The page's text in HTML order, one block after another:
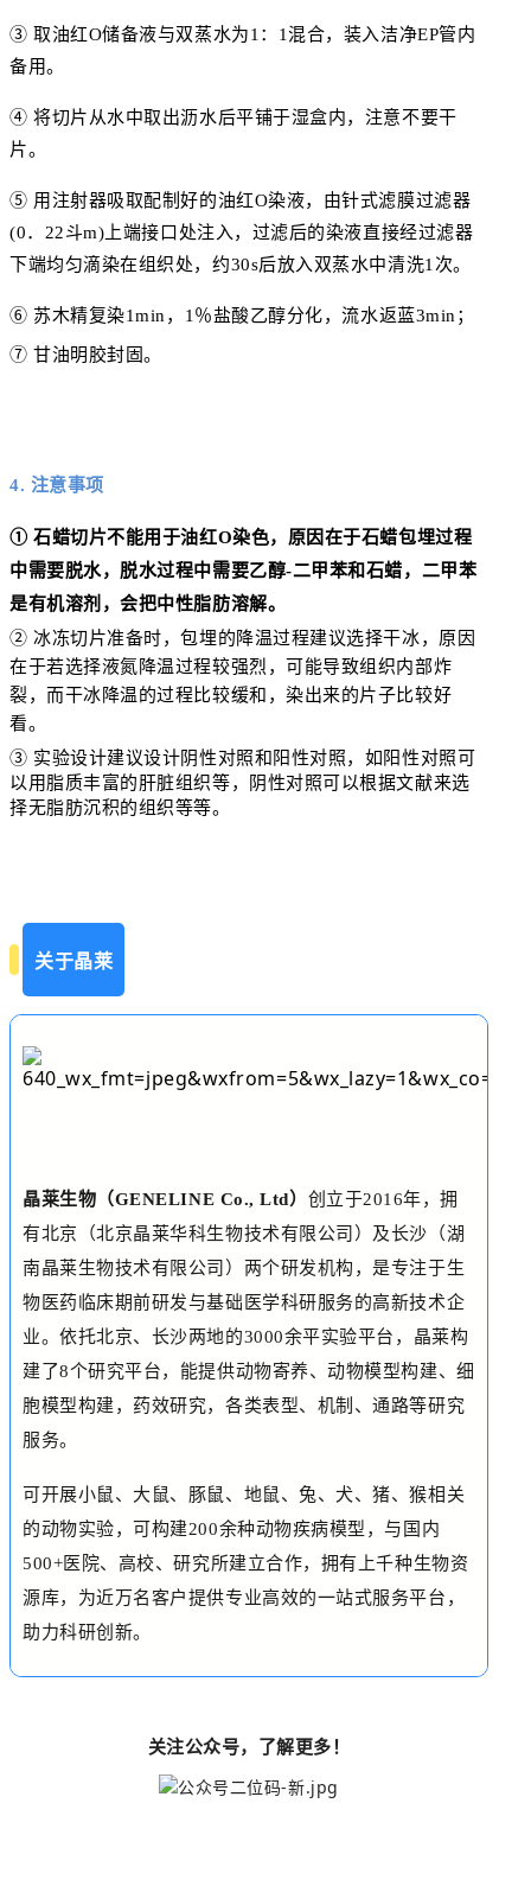
③ 取油红O储备液与双蒸水为1：1混合，装入洁净EP管内
备用。
④ 将切片从水中取出沥水后平铺于湿盒内，注意不要干
片。
⑤ 用注射器吸取配制好的油红O染液，由针式滤膜过滤器
(0．22斗m)上端接口处注入，过滤后的染液直接经过滤器
下端均匀滴染在组织处，约30s后放入双蒸水中清洗1次。
⑥ 苏木精复染1min，1％盐酸乙醇分化，流水返蓝3min；
⑦ 甘油明胶封固。
4. 注意事项
① 石蜡切片不能用于油红O染色，原因在于石蜡包埋过程
中需要脱水，脱水过程中需要乙醇-二甲苯和石蜡，二甲苯
是有机溶剂，会把中性脂肪溶解。
② 冰冻切片准备时，包埋的降温过程建议选择干冰，原因
在于若选择液氮降温过程较强烈，可能导致组织内部炸
裂，而干冰降温的过程比较缓和，染出来的片子比较好
看。
③ 实验设计建议设计阴性对照和阳性对照，如阳性对照可
以用脂质丰富的肝脏组织等，阴性对照可以根据文献来选
择无脂肪沉积的组织等等。
关于晶莱
晶莱生物（GENELINE Co., Ltd） 创立于2016年，拥
有北京（北京晶莱华科生物技术有限公司）及长沙（湖
南晶莱生物技术有限公司）两个研发机构，是专注于生
物医药临床期前研发与基础医学科研服务的高新技术企
业。依托北京、长沙两地的3000余平实验平台，晶莱构
建了8个研究平台，能提供动物寄养、动物模型构建、细
胞模型构建，药效研究，各类表型、机制、通路等研究
服务。
可开展小鼠、大鼠、豚鼠、地鼠、兔、犬、猪、猴相关
的动物实验，可构建200余种动物疾病模型，与国内
500+医院、高校、研究所建立合作，拥有上千种生物资
源库，为近万名客户提供专业高效的一站式服务平台，
助力科研创新。
关注公众号，了解更多！